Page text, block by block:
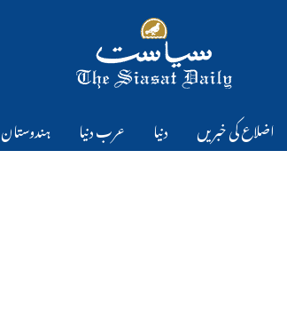
اضلاع کی خبریں دنیا عرب دنیا ہندوستان